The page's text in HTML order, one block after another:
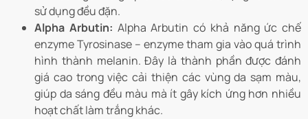
sử dụng đều đặn.
Alpha Arbutin: Alpha Arbutin có khả năng ức chế
enzyme Tyrosinase – enzyme tham gia vào quá trình
hình thành melanin. Đây là thành phần được đánh
giá cao trong việc cải thiện các vùng da sạm màu,
giúp da sáng đều màu mà ít gây kích ứng hơn nhiều
hoạt chất làm trắng khác.